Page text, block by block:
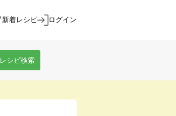
新着レシピ ログイン
レシピ検索